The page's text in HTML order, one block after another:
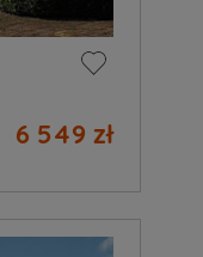
6 549 zł